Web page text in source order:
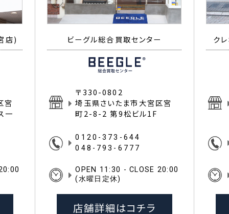
店)
宮
一
ビーグル総合買取センター
〒330-0802
埼玉県さいたま市大宮区宮
町2-8-2 第9松ビル1F
0120-373-644
048-793-6777
OPEN 11:30 - CLOSE 20:00
(水曜日定休)
店舗詳細はコチラ
ク